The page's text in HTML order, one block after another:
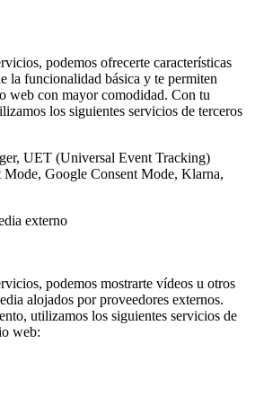
podemos ofrecerte características
la funcionalidad básica y te permiten
web con mayor comodidad. Con tu
los siguientes servicios de terceros
UET (Universal Event Tracking)
Google Consent Mode, Klarna,
externo
podemos mostrarte vídeos u otros
alojados por proveedores externos.
utilizamos los siguientes servicios de
web: